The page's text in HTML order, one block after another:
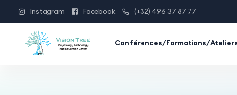
Instagram Facebook (+32) 496 37 87 77
Conférences/Formations/Ateliers